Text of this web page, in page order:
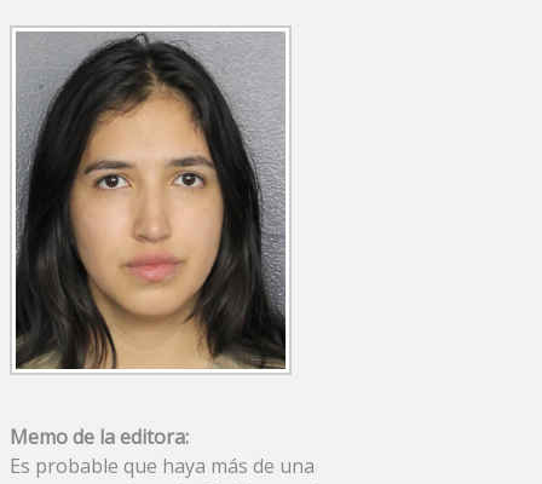
Memo de la editora:
Es probable que haya más de una